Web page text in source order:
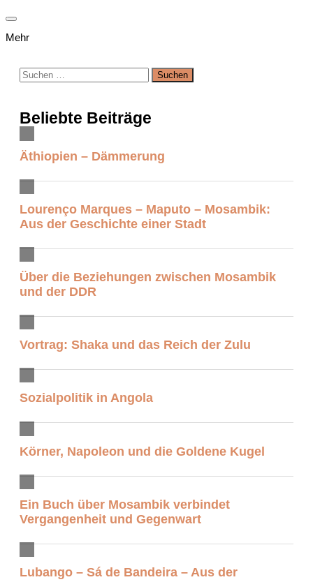
Mehr
Suchen
nach:
Beliebte Beiträge
Äthiopien – Dämmerung
Lourenço Marques – Maputo – Mosambik:
Aus der Geschichte einer Stadt
Über die Beziehungen zwischen Mosambik
und der DDR
Vortrag: Shaka und das Reich der Zulu
Sozialpolitik in Angola
Körner, Napoleon und die Goldene Kugel
Ein Buch über Mosambik verbindet
Vergangenheit und Gegenwart
Lubango – Sá de Bandeira – Aus der